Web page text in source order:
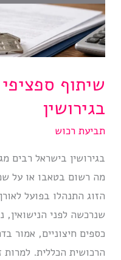
שיתוף
בגירושין
תביעת רכוש
בגירושין בישראל רבים
מה רשום בטאבו או על
הזוג התנהלו בפועל
שנרכשה לפני
כספים חיצוניים, אמור
הרכושית הכללית.